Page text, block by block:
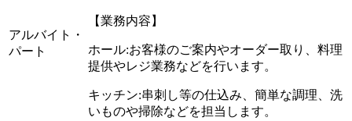
アルバイト・
パート
【業務内容】
ホール:お客様のご案内やオーダー取り、料理
提供やレジ業務などを行います。
キッチン:串刺し等の仕込み、簡単な調理、洗
いものや掃除などを担当します。